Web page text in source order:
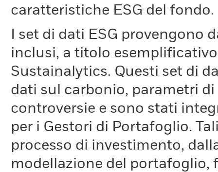
caratteristiche ESG del fondo.
I set di dati ESG provengono
inclusi, a titolo
Sustainalytics. Questi set di
dati sul carbonio, parametri
controversie e sono stati
per i Gestori di Portafoglio.
processo di investimento,
modellazione del portafoglio,